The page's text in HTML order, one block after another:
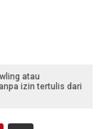
atau
izin tertulis dari